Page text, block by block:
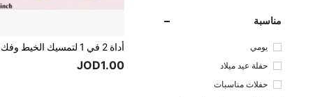
مناسبة
يومي
حفلة عيد ميلاد
حفلات مناسبات
JOD1.00